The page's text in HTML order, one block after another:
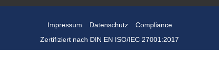
Impressum Datenschutz
Compliance
Zertifiziert nach DIN EN ISO/IEC 27001:2017